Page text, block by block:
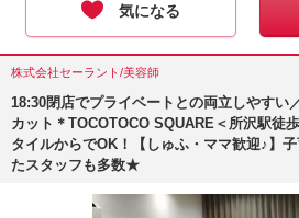
気になる
株式会社セーラント/美容師
18:30閉店でプライベートとの両立しやすい
カット＊TOCOTOCO SQUARE＜所沢駅徒
タイルからでOK！【しゅふ・ママ歓迎♪】
たスタッフも多数★